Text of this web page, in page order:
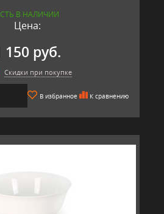
В НАЛИЧИИ
Цена:
150 руб.
Скидки при покупке
В избранное К сравнению